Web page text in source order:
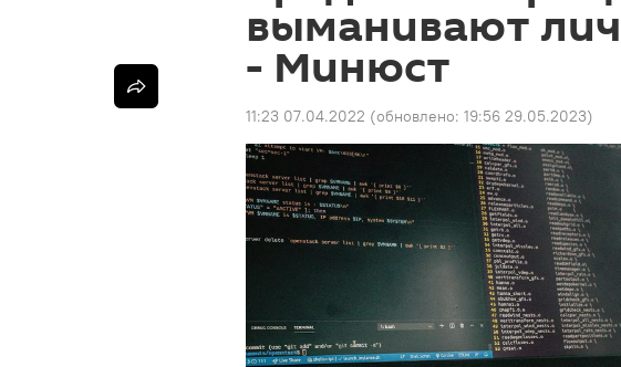
выманивают
- Минюст
11:23 07.04.2022 (обновлено: 19:56 29.05.2023)